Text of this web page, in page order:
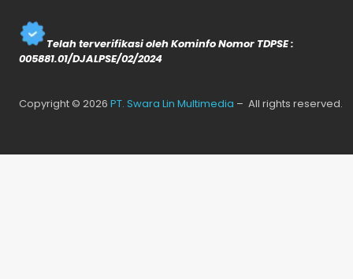
Telah terverifikasi oleh Kominfo Nomor TDPSE :
005881.01/DJALPSE/02/2024
Copyright © 2026 PT. Swara Lin Multimedia – All rights reserved.